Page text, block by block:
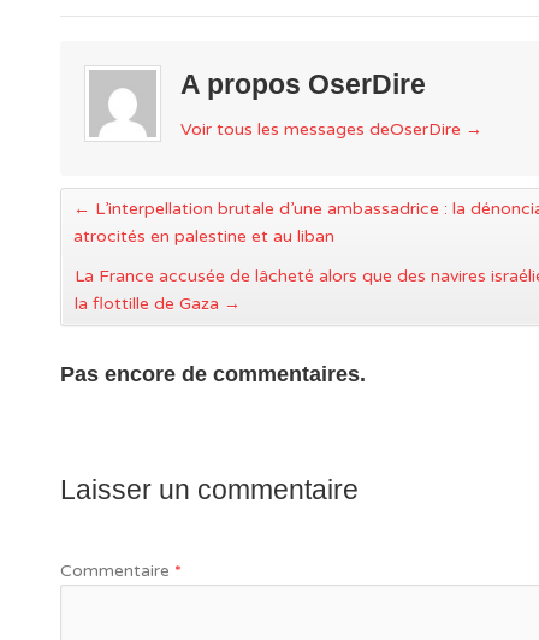
A propos OserDire
Voir tous les messages deOserDire →
← L’interpellation brutale d’une ambassadrice : la
atrocités en palestine et au liban
La France accusée de lâcheté alors que des navires
la flottille de Gaza →
Pas encore de commentaires.
Laisser un commentaire
Commentaire *